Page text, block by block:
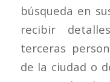
búsqueda en
recibir
terceras
de la ciudad o